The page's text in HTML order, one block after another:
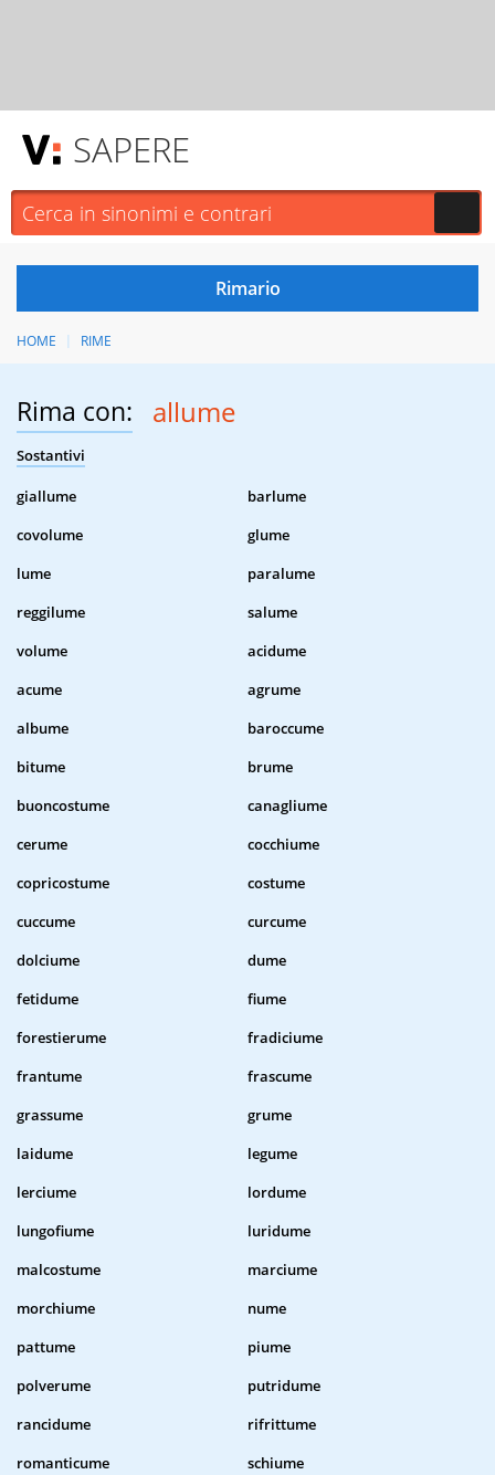
SAPERE
HOME RIME
Rima con: allume
Sostantivi
giallume
barlume
covolume
glume
lume
paralume
reggilume
salume
volume
acidume
acume
agrume
albume
baroccume
bitume
brume
buoncostume
canagliume
cerume
cocchiume
copricostume
costume
cuccume
curcume
dolciume
dume
fetidume
fiume
forestierume
fradiciume
frantume
frascume
grassume
grume
laidume
legume
lerciume
lordume
lungofiume
luridume
malcostume
marciume
morchiume
nume
pattume
piume
polverume
putridume
rancidume
rifrittume
romanticume
schiume